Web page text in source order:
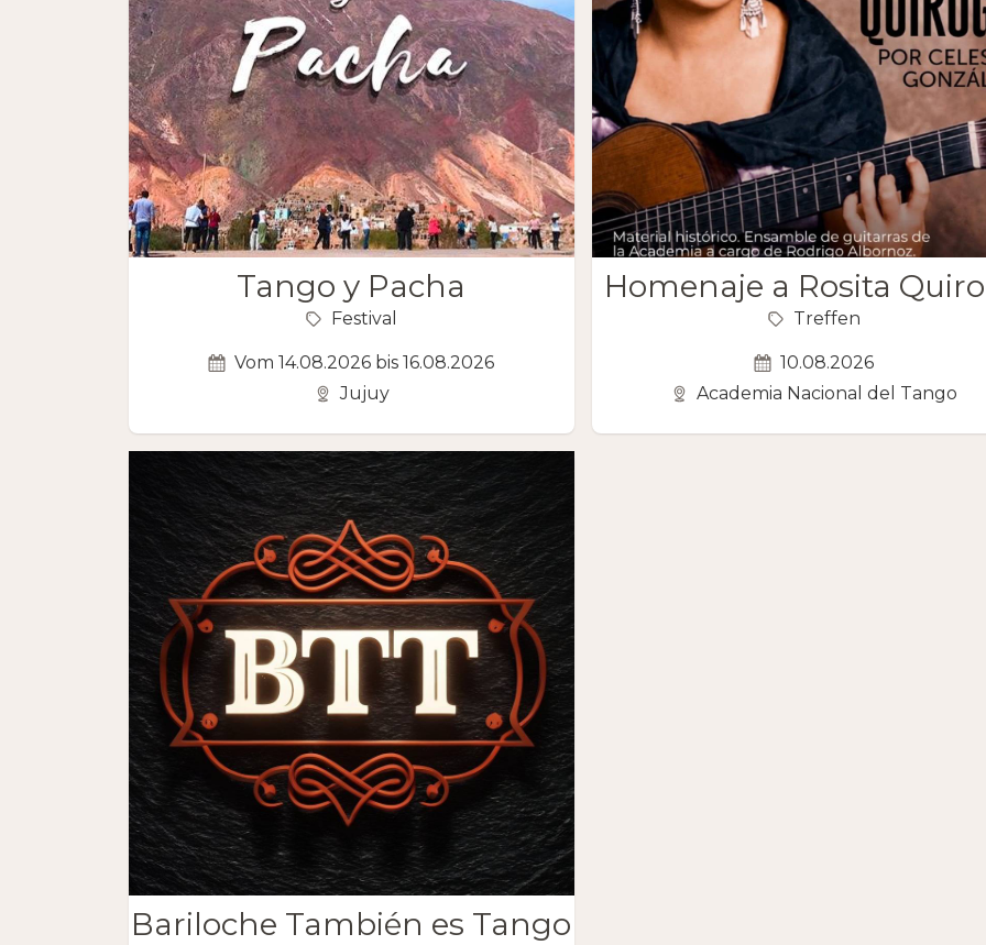
Tango y Pacha
Festival
Vom 14.08.2026 bis 16.08.2026
Jujuy
Homenaje a Rosita
Treffen
10.08.2026
Academia Nacional del Tango
Bariloche También es Tango